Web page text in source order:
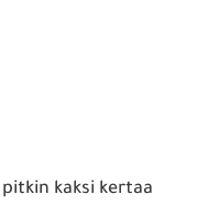
kaksi kertaa